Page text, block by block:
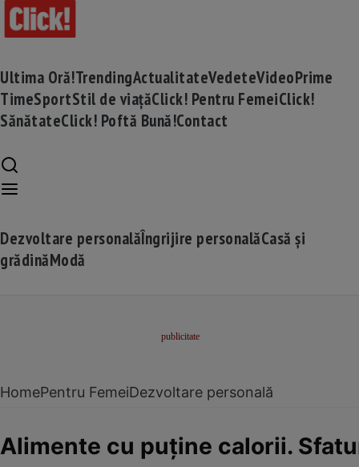
Ultima Oră!TrendingActualitateVedeteVideoPrime
TimeSportStil de viațăClick! Pentru FemeiClick!
SănătateClick! Poftă Bună!Contact
Dezvoltare personalăÎngrijire personalăCasă și
grădinăModă
HomePentru FemeiDezvoltare personală
Alimente cu puţine calorii.